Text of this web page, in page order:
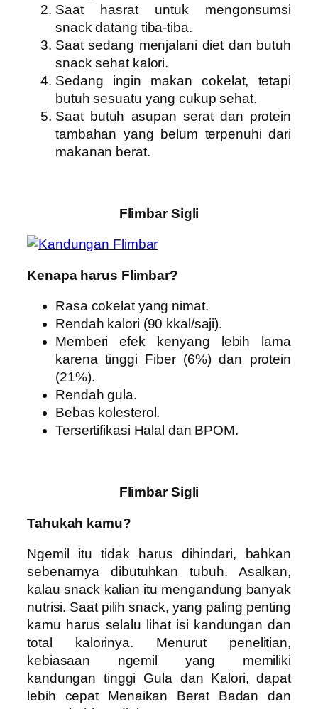
Saat hasrat untuk mengonsumsi
snack datang tiba-tiba.
Saat sedang menjalani diet dan butuh
snack sehat kalori.
Sedang ingin makan cokelat, tetapi
butuh sesuatu yang cukup sehat.
Saat butuh asupan serat dan protein
tambahan yang belum terpenuhi dari
makanan berat.
Flimbar Sigli
Kenapa harus Flimbar?
Rasa cokelat yang nimat.
Rendah kalori (90 kkal/saji).
Memberi efek kenyang lebih lama
karena tinggi Fiber (6%) dan protein
(21%).
Rendah gula.
Bebas kolesterol.
Tersertifikasi Halal dan BPOM.
Flimbar Sigli
Tahukah kamu?
Ngemil itu tidak harus dihindari, bahkan
sebenarnya dibutuhkan tubuh. Asalkan,
kalau snack kalian itu mengandung banyak
nutrisi. Saat pilih snack, yang paling penting
kamu harus selalu lihat isi kandungan dan
total kalorinya. Menurut penelitian,
kebiasaan ngemil yang memiliki
kandungan tinggi Gula dan Kalori, dapat
lebih cepat Menaikan Berat Badan dan